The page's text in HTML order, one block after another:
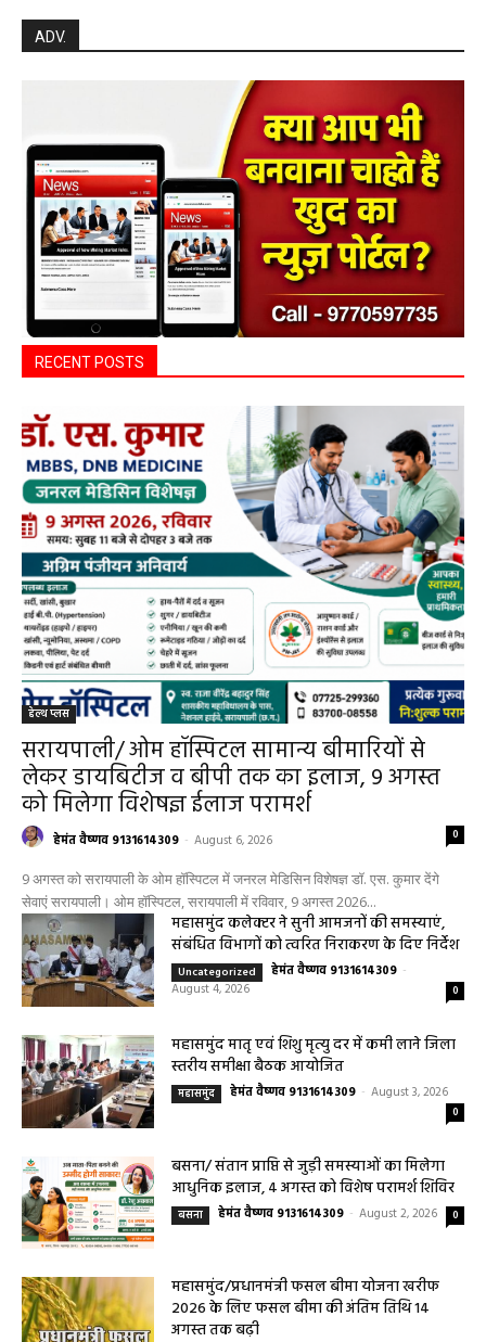
ADV.
RECENT POSTS
हेल्थ प्लस
सरायपाली/ ओम हॉस्पिटल सामान्य बीमारियों से
लेकर डायबिटीज व बीपी तक का इलाज, 9 अगस्त
को मिलेगा विशेषज्ञ ईलाज परामर्श
हेमंत वैष्णव 9131614309 - August 6, 2026 0
9 अगस्त को सरायपाली के ओम हॉस्पिटल में जनरल मेडिसिन विशेषज्ञ डॉ. एस. कुमार देंगे
सेवाएं सरायपाली। ओम हॉस्पिटल, सरायपाली में रविवार, 9 अगस्त 2026...
महासमुंद कलेक्टर ने सुनी आमजनों की समस्याएं,
संबंधित विभागों को त्वरित निराकरण के दिए निर्देश
Uncategorized हेमंत वैष्णव 9131614309 -
August 4, 2026
0
महासमुंद मातृ एवं शिशु मृत्यु दर में कमी लाने जिला
स्तरीय समीक्षा बैठक आयोजित
महासमुंद हेमंत वैष्णव 9131614309 - August 3, 2026
0
बसना/ संतान प्राप्ति से जुड़ी समस्याओं का मिलेगा
आधुनिक इलाज, 4 अगस्त को विशेष परामर्श शिविर
बसना हेमंत वैष्णव 9131614309 - August 2, 2026 0
महासमुंद/प्रधानमंत्री फसल बीमा योजना खरीफ
2026 के लिए फसल बीमा की अंतिम तिथि 14
अगस्त तक बढ़ी